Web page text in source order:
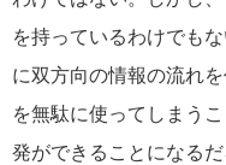
を持っているわけでも
に双方向の情報の流れ
を無駄に使ってしまう
発ができることになるだ